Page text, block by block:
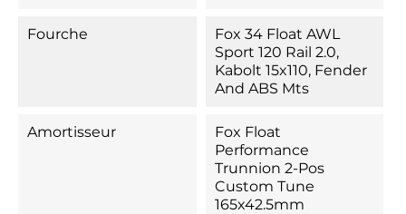
Fourche
Fox 34 Float AWL
Sport 120 Rail 2.0,
Kabolt 15x110, Fender
And ABS Mts
Amortisseur
Fox Float
Performance
Trunnion 2-Pos
Custom Tune
165x42.5mm